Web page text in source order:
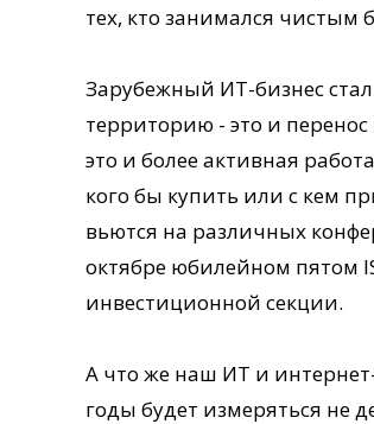
тех, кто занимался чистым
Зарубежный ИТ-бизнес
территорию - это и
это и более активная
кого бы купить или с кем
вьются на различных
октябре юбилейном пятом
инвестиционной секции.
А что же наш ИТ и
годы будет измеряться не